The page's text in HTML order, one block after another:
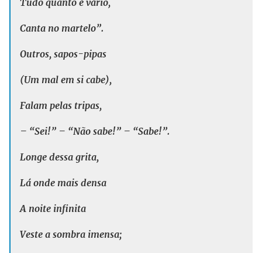
Canta no martelo”.
Outros, sapos-pipas
(Um mal em si cabe),
Falam pelas tripas,
– “Sei!” – “Não sabe!” – “Sabe!”.
Longe dessa grita,
Lá onde mais densa
A noite infinita
Veste a sombra imensa;